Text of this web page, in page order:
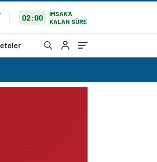
02:00
İMSAK'A
KALAN SÜRE